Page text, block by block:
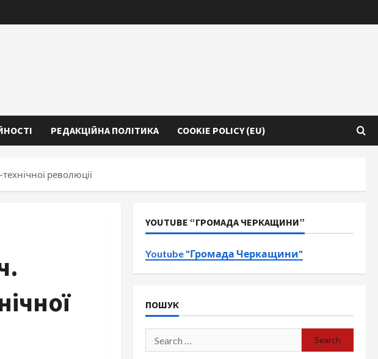
РЕДАКЦІЙНА ПОЛІТИКА COOKIE POLICY (EU)
революції
YOUTUBE “ГРОМАДА ЧЕРКАЩИНИ”
Youtube "Громада Черкащини"
ПОШУК
Search
for: